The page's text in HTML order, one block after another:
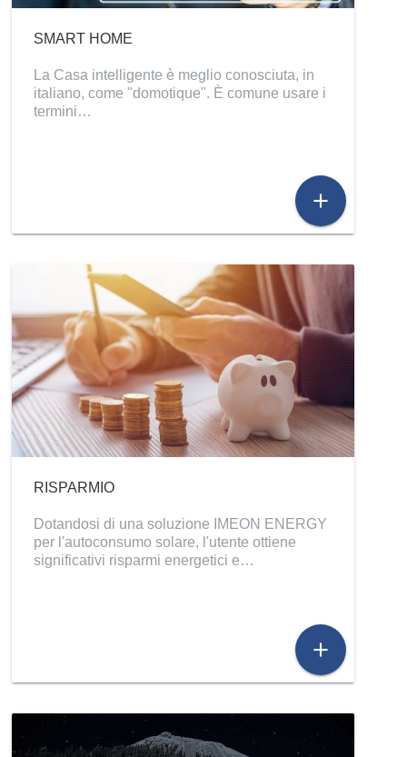
SMART HOME
La Casa intelligente è meglio conosciuta, in
italiano, come "domotique". È comune usare i
termini…
add
RISPARMIO
Dotandosi di una soluzione IMEON ENERGY
per l'autoconsumo solare, l'utente ottiene
significativi risparmi energetici e…
add